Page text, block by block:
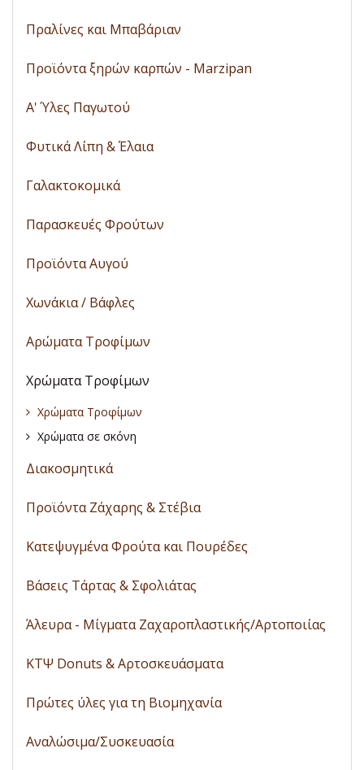
Πραλίνες και Μπαβάριαν
Προϊόντα ξηρών καρπών - Marzipan
A' Ύλες Παγωτού
Φυτικά Λίπη & Έλαια
Γαλακτοκομικά
Παρασκευές Φρούτων
Προϊόντα Αυγού
Χωνάκια / Βάφλες
Αρώματα Τροφίμων
Χρώματα Τροφίμων
Χρώματα Τροφίμων
Χρώματα σε σκόνη
Διακοσμητικά
Προϊόντα Ζάχαρης & Στέβια
Κατεψυγμένα Φρούτα και Πουρέδες
Βάσεις Τάρτας & Σφολιάτας
Άλευρα - Μίγματα Ζαχαροπλαστικής/Αρτοποιίας
ΚΤΨ Donuts & Αρτοσκευάσματα
Πρώτες ύλες για τη Βιομηχανία
Αναλώσιμα/Συσκευασία